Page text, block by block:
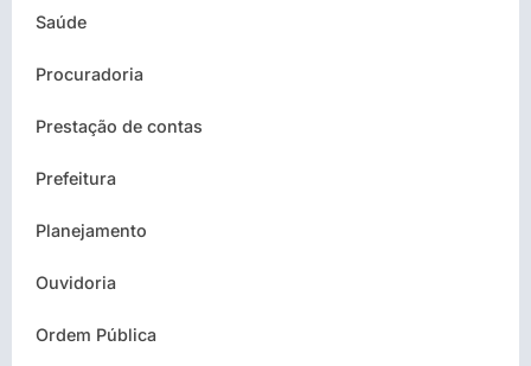
Saúde
Procuradoria
Prestação de contas
Prefeitura
Planejamento
Ouvidoria
Ordem Pública